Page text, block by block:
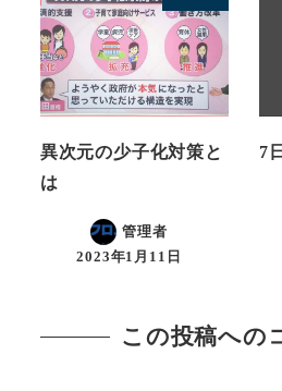
異次元の少子化対策と
は
管理者
2023年1月11日
7
この投稿への